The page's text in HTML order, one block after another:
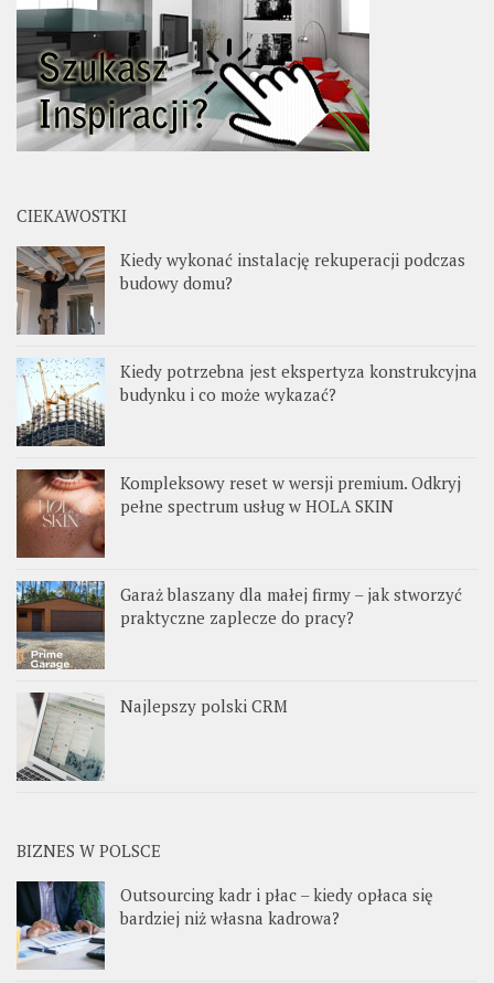
CIEKAWOSTKI
Kiedy wykonać instalację rekuperacji podczas
budowy domu?
Kiedy potrzebna jest ekspertyza konstrukcyjna
budynku i co może wykazać?
Kompleksowy reset w wersji premium. Odkryj
pełne spectrum usług w HOLA SKIN
Garaż blaszany dla małej firmy – jak stworzyć
praktyczne zaplecze do pracy?
Najlepszy polski CRM
BIZNES W POLSCE
Outsourcing kadr i płac – kiedy opłaca się
bardziej niż własna kadrowa?